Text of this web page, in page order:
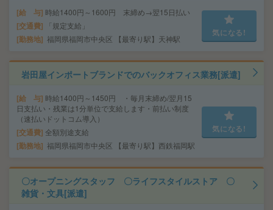
給 与 時給1400円～1600円 末締め→翌15日払い
交通費 「規定支給」
勤務地 福岡県福岡市中央区 【最寄り駅】天神駅
気になる!
岩田屋インポートブランドでのバックオフィス業務[派遣]
給 与 時給1400円～1450円 ・毎月末締め/翌月15
日支払い・残業は1分単位で支給します・前払い制度
（速払いドットコム導入）
交通費 全額別途支給
勤務地 福岡県福岡市中央区 【最寄り駅】西鉄福岡駅
気になる!
〇オープニングスタッフ 〇ライフスタイルストア 〇
雑貨・文具[派遣]